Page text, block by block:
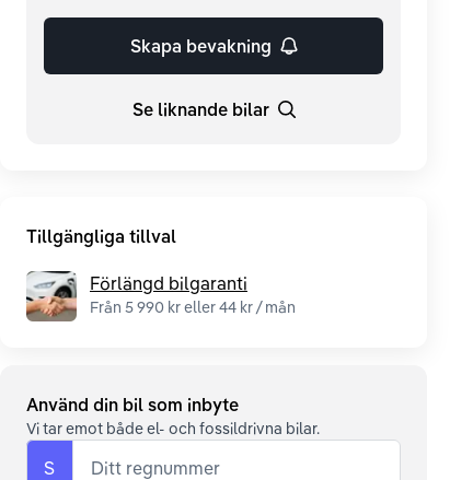
Skapa bevakning
Se liknande bilar
Tillgängliga tillval
Förlängd bilgaranti
Från 5 990 kr eller 44 kr / mån
Använd din bil som inbyte
Vi tar emot både el- och fossildrivna bilar.
S Ditt regnummer